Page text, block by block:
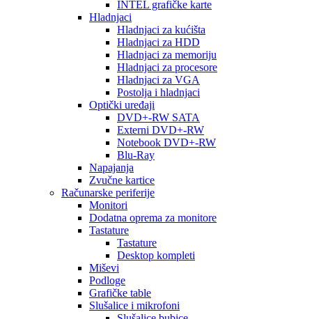
INTEL grafičke karte
Hladnjaci
Hladnjaci za kućišta
Hladnjaci za HDD
Hladnjaci za memoriju
Hladnjaci za procesore
Hladnjaci za VGA
Postolja i hladnjaci
Optički uređaji
DVD+-RW SATA
Externi DVD+-RW
Notebook DVD+-RW
Blu-Ray
Napajanja
Zvučne kartice
Računarske periferije
Monitori
Dodatna oprema za monitore
Tastature
Tastature
Desktop kompleti
Miševi
Podloge
Grafičke table
Slušalice i mikrofoni